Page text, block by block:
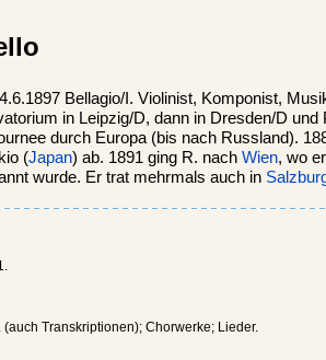
4.6.1897 Bellagio/I. Violinist, Komponist,
in Leipzig/D, dann in Dresden/D
durch Europa (bis nach Russland).
(Japan) ab. 1891 ging R. nach Wien, wo
wurde. Er trat mehrmals auch in
(auch Transkriptionen); Chorwerke; Lieder.